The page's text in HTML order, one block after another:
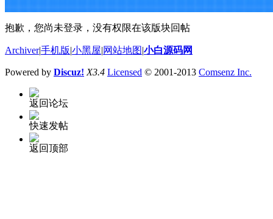
抱歉，您尚未登录，没有权限在该版块回帖
Archiver|手机版 小黑屋 网站地图 小白源码网
Powered by Discuz! X3.4 Licensed © 2001-2013 Comsenz Inc.
返回论坛
快速发帖
返回顶部